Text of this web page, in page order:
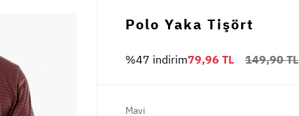
Polo Yaka Tişört
149,90 TL
%47 indirim79,96 TL
Mavi